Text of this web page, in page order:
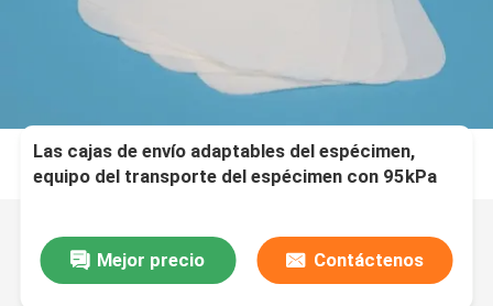
Las cajas de envío adaptables del espécimen,
equipo del transporte del espécimen con 95kPa
Mejor precio Contáctenos